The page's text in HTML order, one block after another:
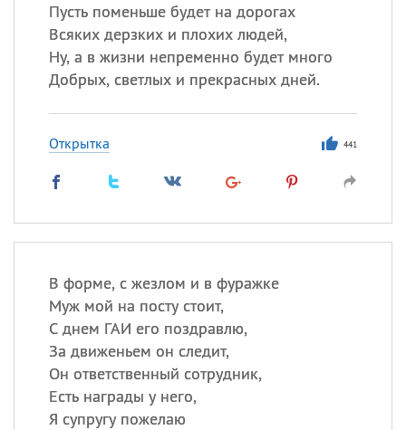
Пусть поменьше будет на дорогах
Всяких дерзких и плохих людей,
Ну, а в жизни непременно будет много
Добрых, светлых и прекрасных дней.
Открытка 441
В форме, с жезлом и в фуражке
Муж мой на посту стоит,
С днем ГАИ его поздравлю,
За движеньем он следит,
Он ответственный сотрудник,
Есть награды у него,
Я супругу пожелаю